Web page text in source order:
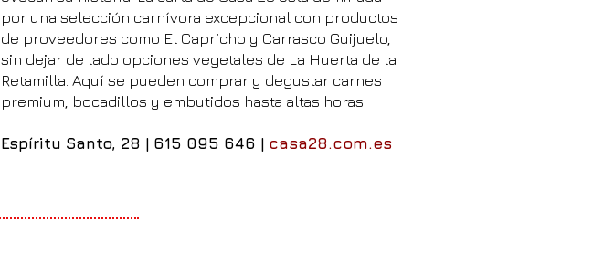
por una selección carnívora excepcional con productos
de proveedores como El Capricho y Carrasco Guijuelo,
sin dejar de lado opciones vegetales de La Huerta de la
Retamilla. Aquí se pueden comprar y degustar carnes
premium, bocadillos y embutidos hasta altas horas.
Espíritu Santo, 28 | 615 095 646 | casa28.com.es